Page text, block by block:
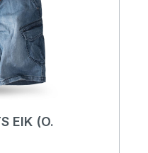
EIK (O.